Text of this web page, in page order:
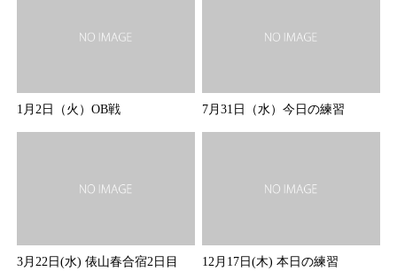
1月2日（火）OB戦 7月31日（水）今日の練習
3月22日(水) 俵山春合宿2日目 12月17日(木) 本日の練習